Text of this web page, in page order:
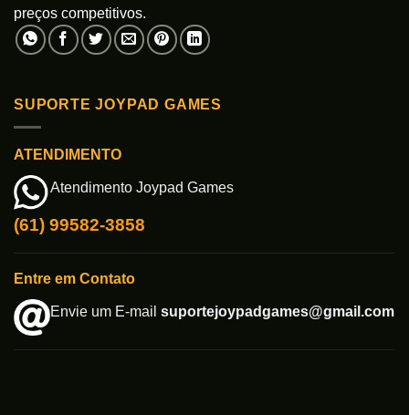
preços competitivos.
SUPORTE JOYPAD GAMES
ATENDIMENTO
Atendimento Joypad Games
(61) 99582-3858
Entre em Contato
Envie um E-mail suportejoypadgames@gmail.com